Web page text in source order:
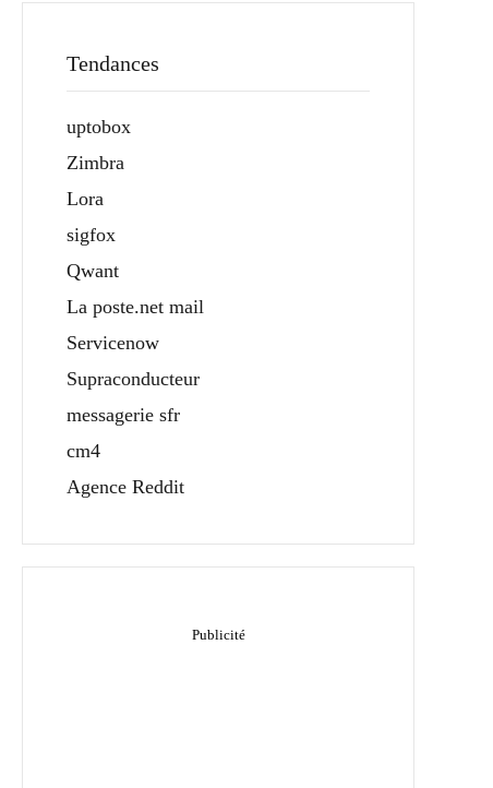
Tendances
uptobox
Zimbra
Lora
sigfox
Qwant
La poste.net mail
Servicenow
Supraconducteur
messagerie sfr
cm4
Agence Reddit